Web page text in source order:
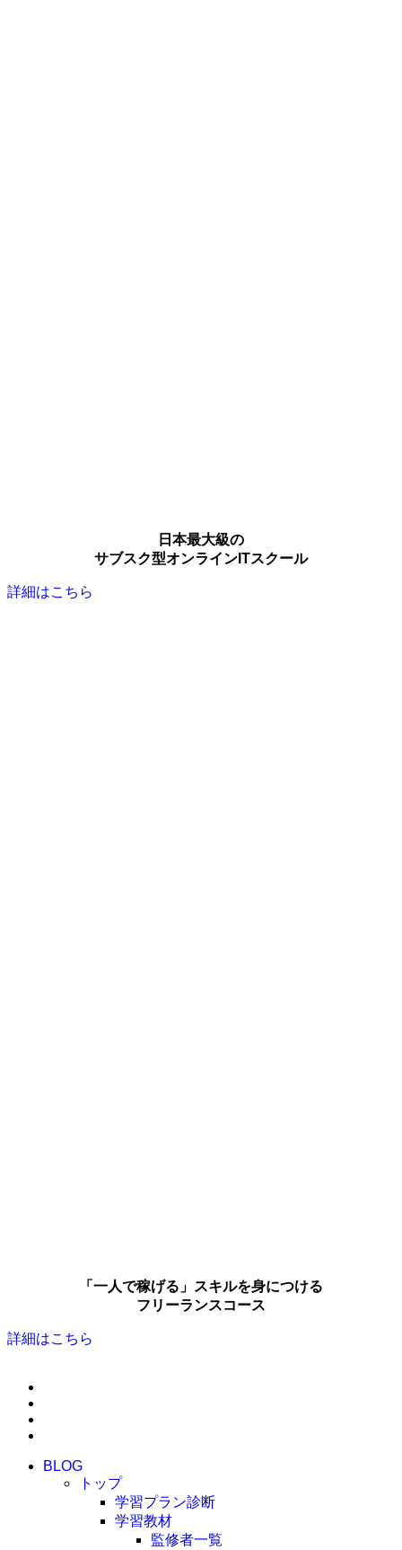
日本最大級の
サブスク型オンラインITスクール
詳細はこちら
「一人で稼げる」スキルを身につける
フリーランスコース
詳細はこちら
BLOG
トップ
学習プラン診断
学習教材
監修者一覧